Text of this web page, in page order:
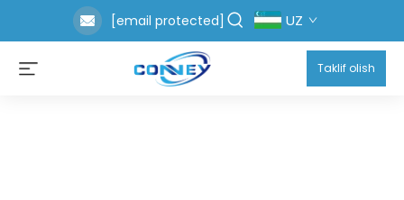
[email protected] UZ
Taklif olish